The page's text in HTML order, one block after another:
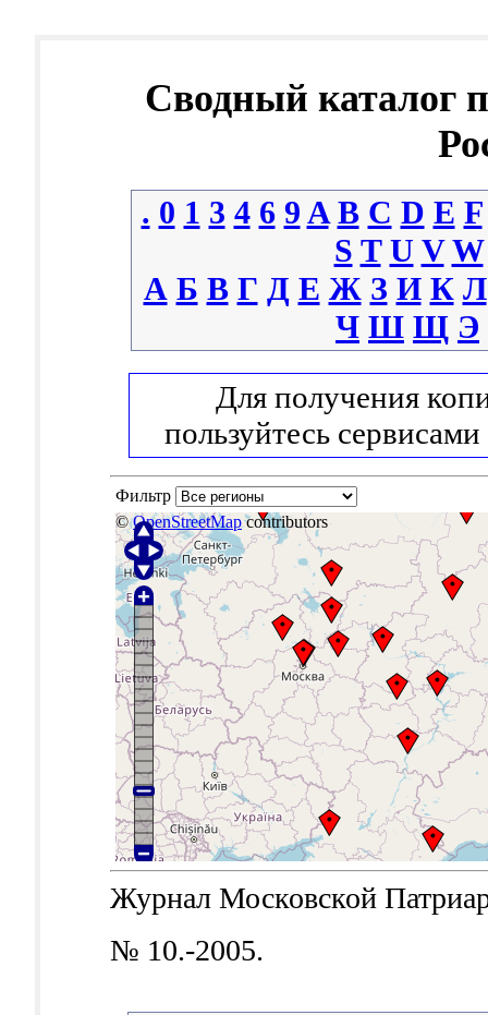
Сводный каталог
. 0 1 3 4 6 9 A B C D E F
S T U V W
А Б В Г Д Е Ж З И К Л
Ч Ш Щ Э
Для получения
пользуйтесь сервисами
Фильтр
©OpenStreetMapcontributors
Журнал Московской
№ 10.-2005.